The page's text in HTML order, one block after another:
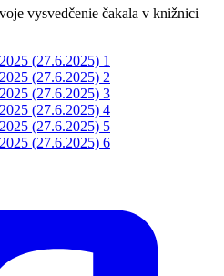
vysvedčenie čakala v knižnici